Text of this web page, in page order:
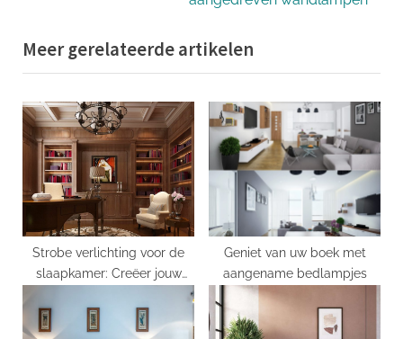
o
u
s
P
o
t
t
P
o
s
t
:
Meer gerelateerde artikelen
Strobe verlichting voor de
slaapkamer: Creëer jouw
Geniet van uw boek met
aangename bedlampjes